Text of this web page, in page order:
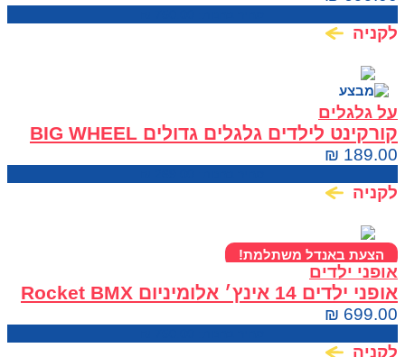
לקניה
על גלגלים
קורקינט לילדים גלגלים גדולים BIG WHEEL
SCOOTER
₪ 189.00
לקניה
הצעת באנדל משתלמת!
אופני ילדים
אופני ילדים 14 אינץ׳ אלומיניום Rocket BMX
עם גלגלי עזר
₪ 699.00
לקניה